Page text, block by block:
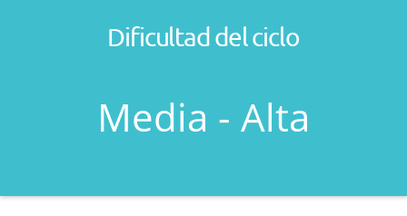
Dificultad del ciclo
Media - Alta